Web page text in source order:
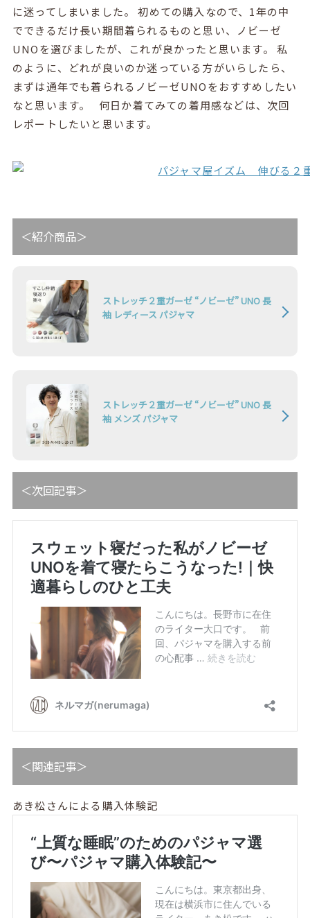
に迷ってしまいました。 初めての購入なので、1年の中
でできるだけ長い期間着られるものと思い、ノビーゼ
UNOを選びましたが、これが良かったと思います。 私
のように、どれが良いのか迷っている方がいらしたら、
まずは通年でも着られるノビーゼUNOをおすすめしたい
なと思います。 何日か着てみての着用感などは、次回
レポートしたいと思います。
＜紹介商品＞
ストレッチ２重ガーゼ “ノビーゼ” UNO 長
袖 レディース パジャマ
ストレッチ２重ガーゼ “ノビーゼ” UNO 長
袖 メンズ パジャマ
＜次回記事＞
＜関連記事＞
あき松さんによる購入体験記